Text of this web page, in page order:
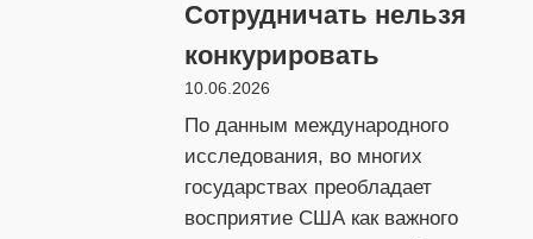
и
Сотрудничать нельзя
конкурировать
10.06.2026
По данным международного
исследования, во многих
государствах преобладает
восприятие США как важного